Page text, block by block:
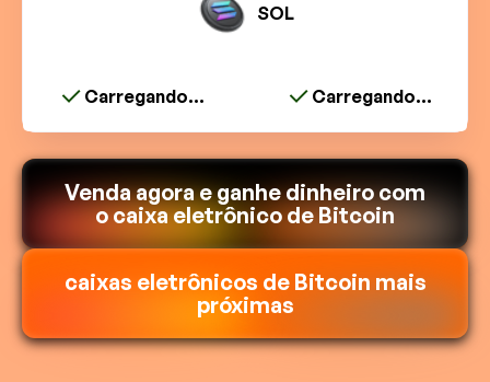
SOL
Carregando... Carregando...
Venda agora e ganhe dinheiro com
o caixa eletrônico de Bitcoin
caixas eletrônicos de Bitcoin mais
próximas